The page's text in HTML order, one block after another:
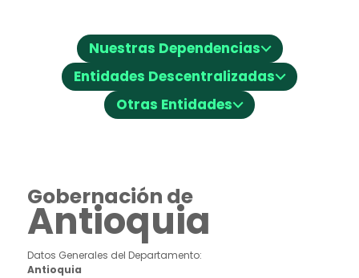
Nuestras Dependencias⌵
Entidades Descentralizadas⌵
Otras Entidades⌵
Gobernación de
Antioquia
Datos Generales del Departamento:
Antioquia